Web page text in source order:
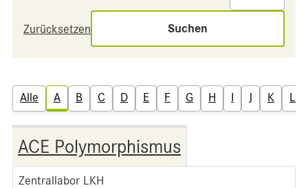
Zurücksetzen Suchen
Alle A B C D E F G H I J K L
ACE Polymorphismus
Zentrallabor LKH